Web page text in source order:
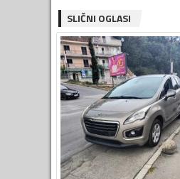
SLIČNI OGLASI